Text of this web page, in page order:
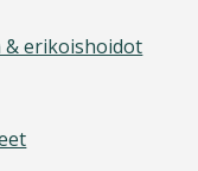
& erikoishoidot